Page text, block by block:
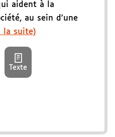
aident à la
au sein d'une
la suite)
Texte